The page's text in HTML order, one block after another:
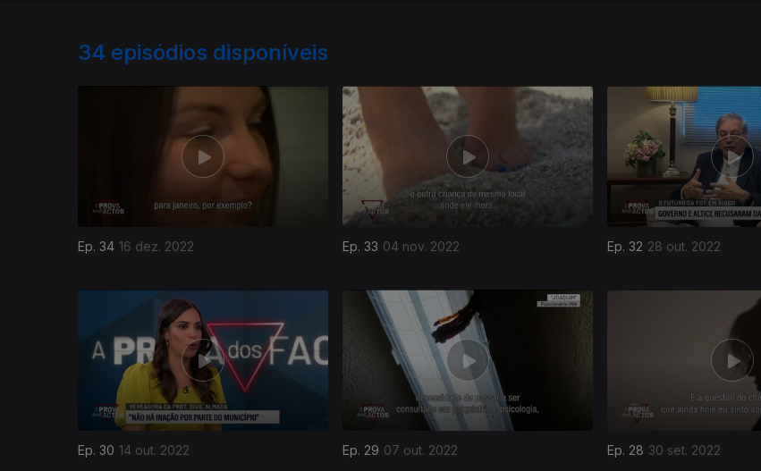
34 episódios disponíveis
Ep. 34 16 dez. 2022 Ep. 33 04 nov. 2022 Ep. 32 28 out. 2022
Ep. 30 14 out. 2022 Ep. 29 07 out. 2022 Ep. 28 30 set. 2022